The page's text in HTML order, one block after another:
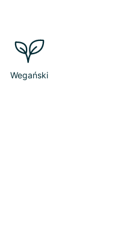
Wegański